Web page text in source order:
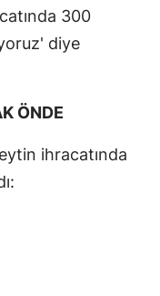
300
diye
ÖNDE
ihracatında